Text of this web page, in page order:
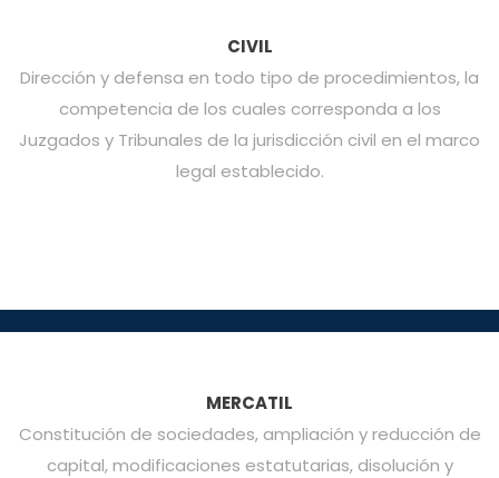
CIVIL
Dirección y defensa en todo tipo de procedimientos, la
competencia de los cuales corresponda a los
Juzgados y Tribunales de la jurisdicción civil en el marco
legal establecido.
MERCATIL
Constitución de sociedades, ampliación y reducción de
capital, modificaciones estatutarias, disolución y